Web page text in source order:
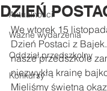
Aktualności
Ważne wydarzenia
Oddział przedszkolny
Konkursy
DZIEŃ
We wtorek 15
Dzień Postaci z
nasze przedszkole
niezwykłą krainę
Mieliśmy świetną